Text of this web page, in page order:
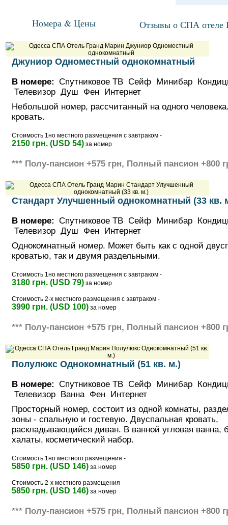
Номера & Цены Отзывы о СПА отеле
Джуниор Одноместный однокомнатный
В номере: Спутниковое ТВ Сейф Минибар
Телевизор Душ Фен Интернет
Небольшой номер, рассчитанный на одного
кровать.
Стоимость 1но местного размещения с завтраком -
2150 грн. (USD 54) за номер
*** Полу-пансион +575 грн, Полный пансион +800
Стандарт Улучшенный однокомнатный (33 кв.
В номере: Спутниковое ТВ Сейф Минибар
Телевизор Душ Фен Интернет
Однокомнатный номер. Может быть как с одной
кроватью, так и двумя раздельными.
Стоимость 1но местного размещения с завтраком -
3180 грн. (USD 79) за номер
Стоимость 2-х местного размещения с завтраком -
3990 грн. (USD 100) за номер
*** Полу-пансион +575 грн, Полный пансион +800
Полулюкс Однокомнатный (51 кв. м.)
В номере: Спутниковое ТВ Сейф Минибар
Телевизор Ванна Фен Интернет
Просторный номер, состоит из одной комнаты,
зоны - спальную и гостевую. Двуспальная кровать,
раскладывающийся диван. В ванной угловая ванна,
халаты, косметический набор.
Стоимость 1но местного размещения -
5850 грн. (USD 146) за номер
Стоимость 2-х местного размещения -
5850 грн. (USD 146) за номер
*** Полу-пансион +575 грн, Полный пансион +800